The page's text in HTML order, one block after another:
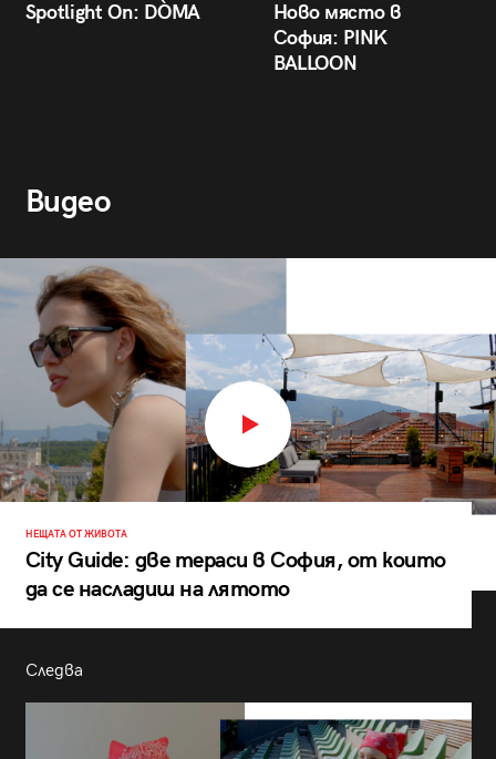
Spotlight On: DÒMA
Ново място в
София: PINK
BALLOON
Видео
НЕЩАТА ОТ ЖИВОТА
City Guide: две тераси в София, от които
да се насладиш на лятото
Следва